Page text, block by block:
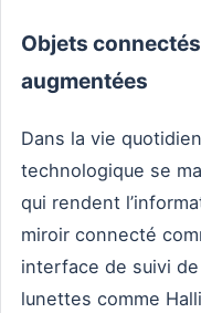
Objets
augmentées
Dans la vie
technologique se
qui rendent
miroir connecté
interface de suivi
lunettes comme